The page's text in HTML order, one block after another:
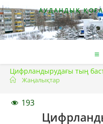
АУДАНДЫҚ
Цифрландырудағы тың
Жаңалықтар
193